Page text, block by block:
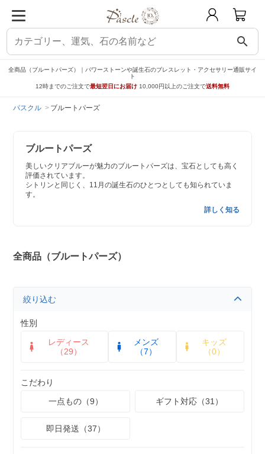
search
全商品（ブルートパーズ）｜パワーストーンや誕生石のブレスレット・アクセサリー通販サイ
ト
12時までのご注文で最短翌日にお届け 10,000円以上のご注文で送料無料
パスクル ブルートパーズ
ブルートパーズ
美しいクリアブルーが魅力のブルートパーズは、宝石としても高く
評価されています。
シトリンと同じく、11月の誕生石のひとつとしても知られていま
す。
詳しく知る
全商品（ブルートパーズ）
絞り込む
性別
レディース
（29）
メンズ
（7）
キッズ
（0）
こだわり
一点もの（9）
ギフト対応（31）
即日発送（37）